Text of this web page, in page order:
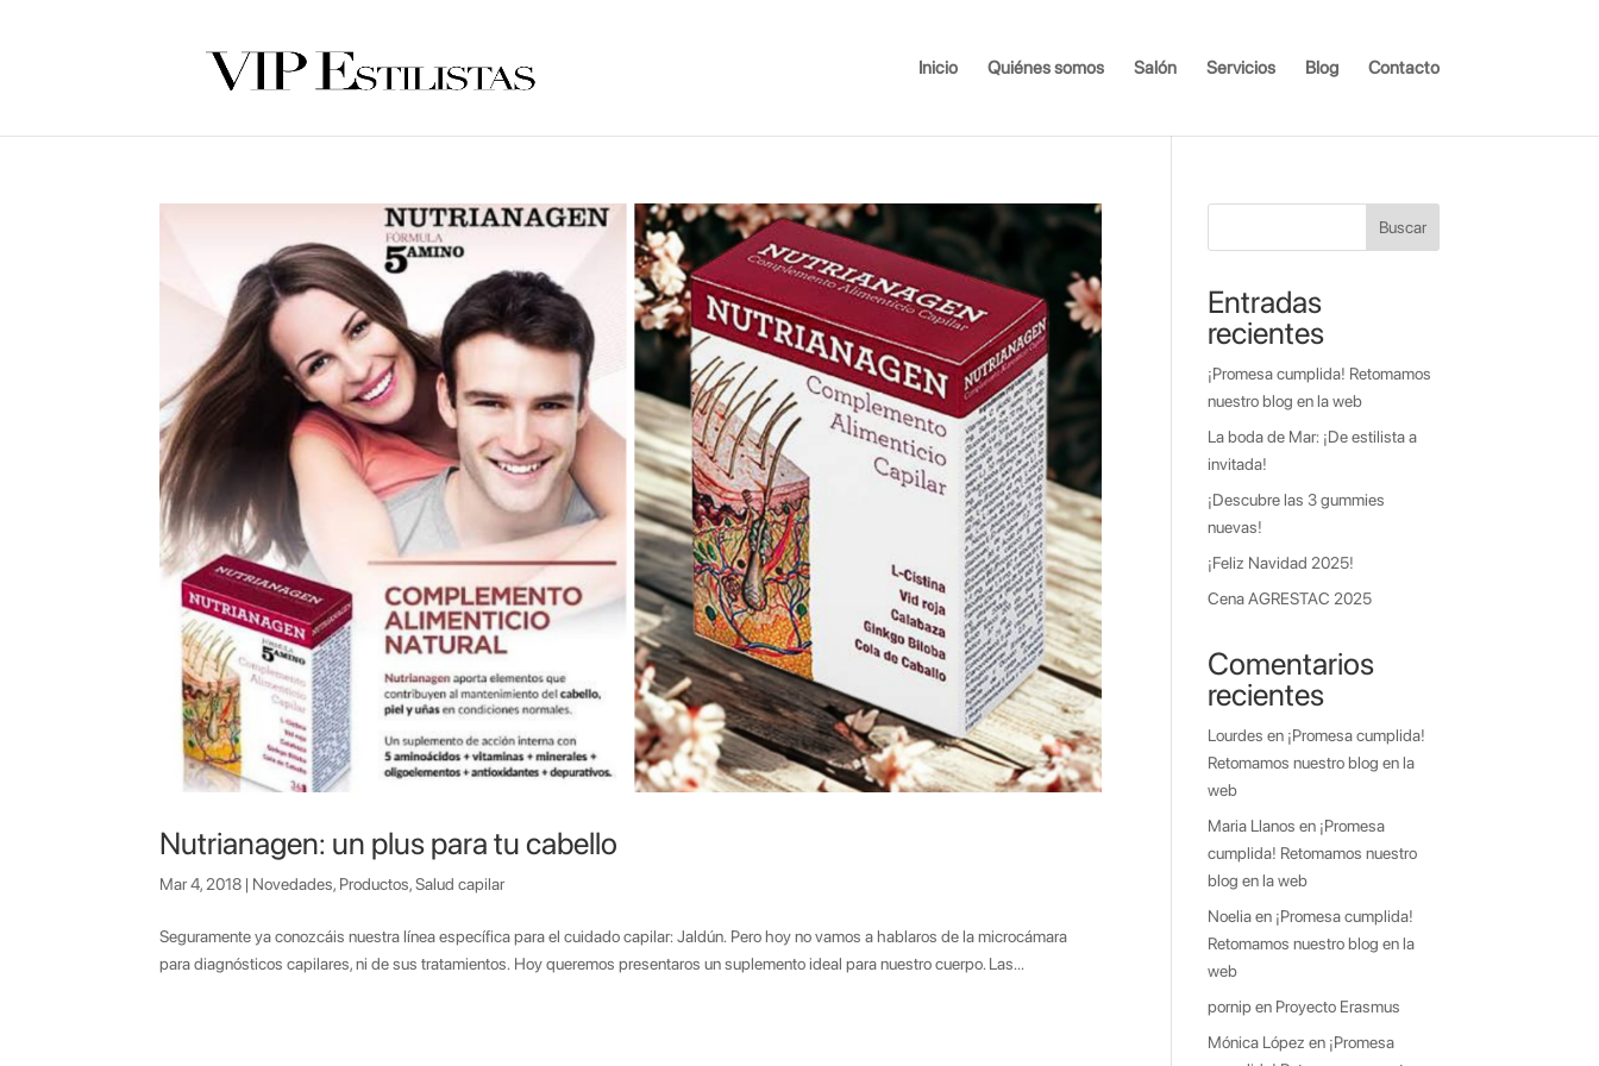
Inicio Quiénes somos Salón Servicios Blog Contacto
Nutrianagen: un plus para tu cabello
Mar 4, 2018 | Novedades, Productos,Salud capilar
Seguramente ya conozcáis nuestra línea específica para el cuidado capilar: Jaldún. Pero hoy no vamos a hablaros de la microcámara
para diagnósticos capilares, ni de sus tratamientos. Hoy queremos presentaros un suplemento ideal para nuestro cuerpo. Las...
Buscar
Entradas
recientes
¡Promesa cumplida! Retomamos
nuestro blog en la web
La boda de Mar: ¡De estilista a
invitada!
¡Descubre las 3 gummies
nuevas!
¡Feliz Navidad 2025!
Cena AGRESTAC 2025
Comentarios
recientes
Lourdes en ¡Promesa cumplida!
Retomamos nuestro blog en la
web
Maria Llanos en ¡Promesa
cumplida! Retomamos nuestro
blog en la web
Noeliaen ¡Promesa cumplida!
Retomamos nuestro blog en la
web
pornipen Proyecto Erasmus
Mónica López en ¡Promesa